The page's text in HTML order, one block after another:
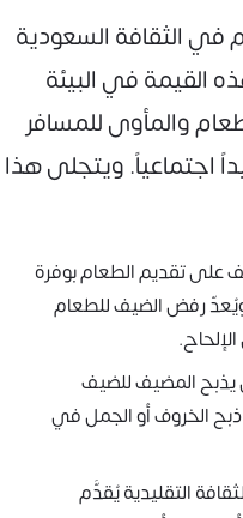
في الثقافة السعودية
القيمة في البيئة
والمأوى للمسافر
اجتماعياً. ويتجلى هذا
على تقديم الطعام بوفرة
ويُعدّ رفض الضيف للطعام
يذبح المضيف للضيف
ذبح الخروف أو الجمل في
التقليدية يُقدَّم